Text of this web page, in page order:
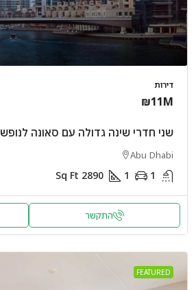
דירות
₪11M
שני חדרי שינה גדולה עם סאונה לנופש
Abu Dhabi
1
1
2890
Sq Ft
התקשר
FEATURED